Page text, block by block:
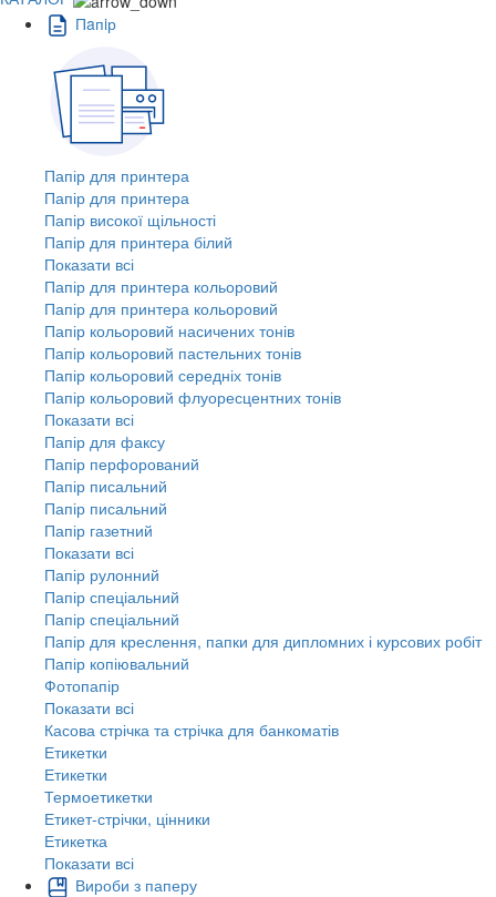
Пaпiр
Папір для принтера
Папір для принтера
Папір високої щільності
Папір для принтера білий
Показати всі
Папір для принтера кольоровий
Папір для принтера кольоровий
Папір кольоровий насичених тонів
Папір кольоровий пастельних тонів
Папір кольоровий середніх тонів
Папір кольоровий флуоресцентних тонів
Показати всі
Папір для факсу
Папір перфорований
Папір писальний
Папір писальний
Папір газетний
Показати всі
Папір рулонний
Папір спеціальний
Папір спеціальний
Папір для креслення, папки для дипломних і курсових робіт
Папір копіювальний
Фотопапір
Показати всі
Касова стрічка та стрічка для банкоматів
Етикетки
Етикетки
Термоетикетки
Етикет-стрічки, цінники
Етикетка
Показати всі
Вироби з паперу